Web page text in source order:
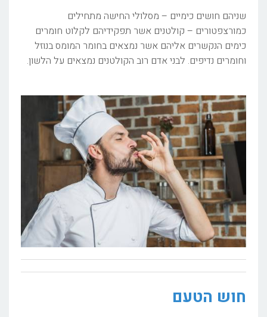
שניהם חושים כימיים – מסלולי החישה מתחילים
כמורצפטורים – קולטנים אשר תפקידיהם לקלוט חומרים
כימים הנקשרים אליהם אשר נמצאים בחומר המומס בנוזל
וחומרים נדיפים. לבני אדם רוב הקולטנים נמצאים על הלשון.
חוש הטעם